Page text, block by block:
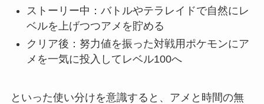
ストーリー中：バトルやテラレイドで自然にレ
ベルを上げつつアメを貯める
クリア後：努力値を振った対戦用ポケモンにア
メを一気に投入してレベル100へ
といった使い分けを意識すると、アメと時間の無